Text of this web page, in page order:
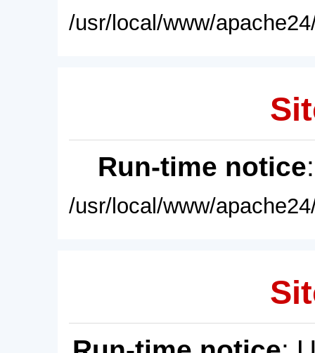
/usr/local/www/
Run-time notice
/usr/local/www/